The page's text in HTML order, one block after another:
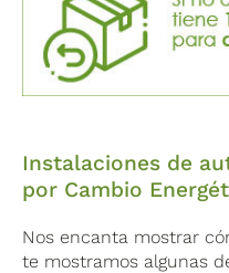
Instalaciones de
por Cambio
Nos encanta mostrar
te mostramos algunas